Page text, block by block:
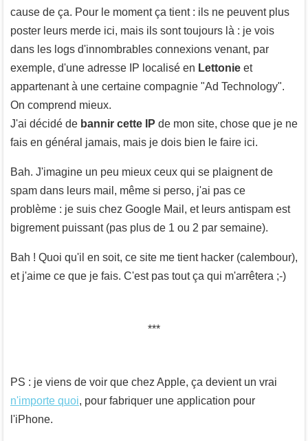
cause de ça. Pour le moment ça tient : ils ne peuvent plus
poster leurs merde ici, mais ils sont toujours là : je vois
dans les logs d'innombrables connexions venant, par
exemple, d'une adresse IP localisé en Lettonie et
appartenant à une certaine compagnie "Ad Technology".
On comprend mieux.
J'ai décidé de bannir cette IP de mon site, chose que je ne
fais en général jamais, mais je dois bien le faire ici.
Bah. J'imagine un peu mieux ceux qui se plaignent de
spam dans leurs mail, même si perso, j'ai pas ce
problème : je suis chez Google Mail, et leurs antispam est
bigrement puissant (pas plus de 1 ou 2 par semaine).
Bah ! Quoi qu'il en soit, ce site me tient hacker (calembour),
et j'aime ce que je fais. C'est pas tout ça qui m'arrêtera ;-)
PS : je viens de voir que chez Apple, ça devient un vrai
n'importe quoi, pour fabriquer une application pour
l'iPhone.